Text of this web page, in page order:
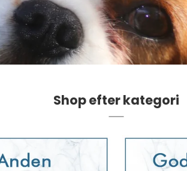
Shop efter kategori